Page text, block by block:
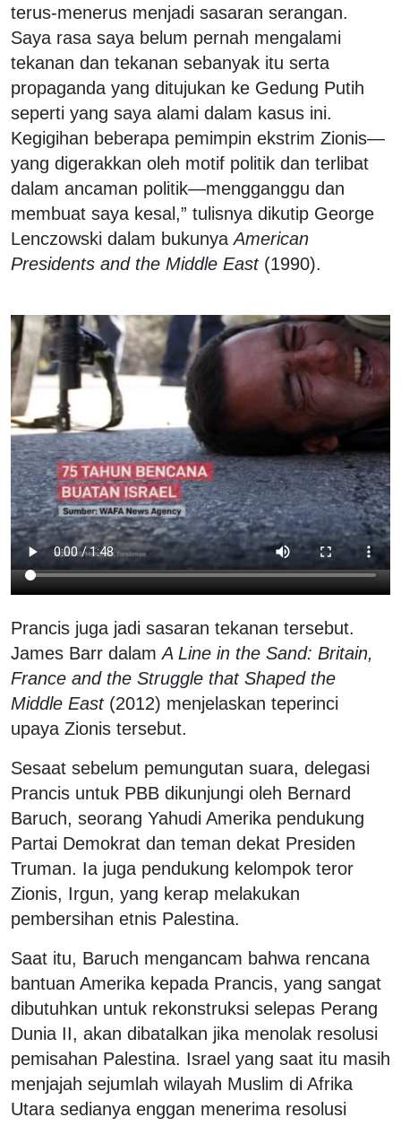
terus-menerus menjadi sasaran serangan.
Saya rasa saya belum pernah mengalami
tekanan dan tekanan sebanyak itu serta
propaganda yang ditujukan ke Gedung Putih
seperti yang saya alami dalam kasus ini.
Kegigihan beberapa pemimpin ekstrim Zionis—
yang digerakkan oleh motif politik dan terlibat
dalam ancaman politik—mengganggu dan
membuat saya kesal,” tulisnya dikutip George
Lenczowski dalam bukunyaAmerican
Presidents and the Middle East(1990).
Prancis juga jadi sasaran tekanan tersebut.
James Barr dalamA Line in the Sand: Britain,
France and the Struggle that Shaped the
Middle East(2012) menjelaskan teperinci
upaya Zionis tersebut.
Sesaat sebelum pemungutan suara, delegasi
Prancis untuk PBB dikunjungi oleh Bernard
Baruch, seorang Yahudi Amerika pendukung
Partai Demokrat dan teman dekat Presiden
Truman. Ia juga pendukung kelompok teror
Zionis, Irgun, yang kerap melakukan
pembersihan etnis Palestina.
Saat itu, Baruch mengancam bahwa rencana
bantuan Amerika kepada Prancis, yang sangat
dibutuhkan untuk rekonstruksi selepas Perang
Dunia II, akan dibatalkan jika menolak resolusi
pemisahan Palestina. Israel yang saat itu masih
menjajah sejumlah wilayah Muslim di Afrika
Utara sedianya enggan menerima resolusi